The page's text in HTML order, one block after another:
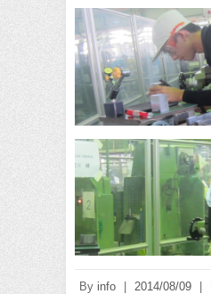
By info 2014/08/09